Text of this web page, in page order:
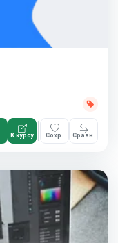
К курсу Сохр. Сравн.